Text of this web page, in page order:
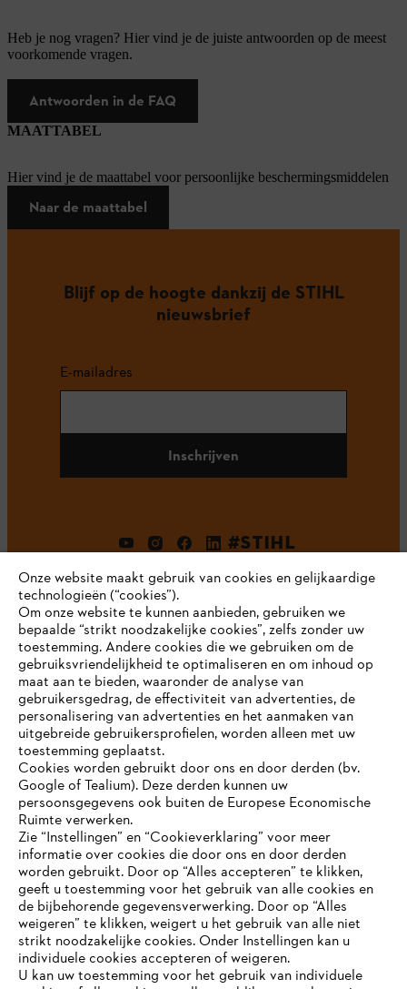
Heb je nog vragen? Hier vind je de juiste antwoorden op de meest
voorkomende vragen.
Antwoorden in de FAQ
MAATTABEL
Hier vind je de maattabel voor persoonlijke beschermingsmiddelen
Naar de maattabel
Blijf op de hoogte dankzij de STIHL
nieuwsbrief
E-mailadres
Inschrijven
#STIHL
Bedrijf
STIHL FAQ
Contact
Gegevensbescherming Impressum
JE BROWSER WORDT NIET
ONDERSTEUND
Je gebruikt een browser die we nog niet ondersteunen. Om
onze website optimaal te kunnen gebruiken, raden we aan dat
je overschakelt op één van de volgende browsers:
Onze website maakt gebruik van cookies en gelijkaardige
technologieën (“cookies”).
Om onze website te kunnen aanbieden, gebruiken we
bepaalde “strikt noodzakelijke cookies”, zelfs zonder uw
toestemming. Andere cookies die we gebruiken om de
gebruiksvriendelijkheid te optimaliseren en om inhoud op
maat aan te bieden, waaronder de analyse van
gebruikersgedrag, de effectiviteit van advertenties, de
personalisering van advertenties en het aanmaken van
uitgebreide gebruikersprofielen, worden alleen met uw
toestemming geplaatst.
Cookies worden gebruikt door ons en door derden (bv.
Google of Tealium). Deze derden kunnen uw
persoonsgegevens ook buiten de Europese Economische
Ruimte verwerken.
Zie “Instellingen” en “Cookieverklaring” voor meer
informatie over cookies die door ons en door derden
worden gebruikt. Door op “Alles accepteren” te klikken,
geeft u toestemming voor het gebruik van alle cookies en
de bijbehorende gegevensverwerking. Door op “Alles
weigeren” te klikken, weigert u het gebruik van alle niet
strikt noodzakelijke cookies. Onder Instellingen kan u
individuele cookies accepteren of weigeren.
U kan uw toestemming voor het gebruik van individuele